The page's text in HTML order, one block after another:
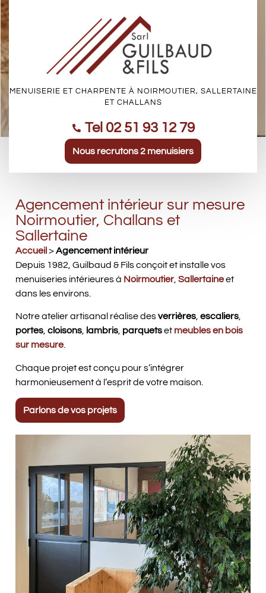
MENUISERIE ET CHARPENTE À NOIRMOUTIER, SALLERTAINE
ET CHALLANS
Tel 02 51 93 12 79
Nous recrutons 2 menuisiers
Agencement intérieur sur mesure
Noirmoutier, Challans et
Sallertaine
Accueil >Agencement intérieur
Depuis 1982, Guilbaud & Fils conçoit et installe vos
menuiseries intérieures à Noirmoutier Sallertaineet
dans les environs.
Notre atelier artisanal réalise desverrières escaliers
portes cloisons lambris parquetset meubles en bois
sur mesure.
Chaque projet est conçu pour s’intégrer
harmonieusement à l’esprit de votre maison.
Parlons de vos projets